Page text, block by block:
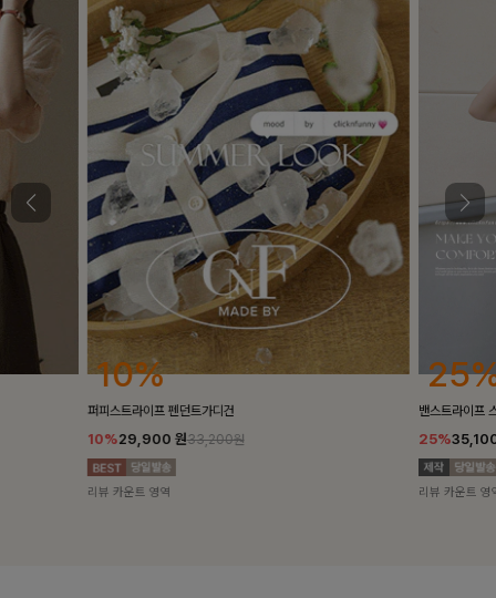
25%
밴스트라이프 스트링원피스
25%35,100 원46,800원
리뷰 카운트 영역
10%
[5천장돌파/
10%
리뷰 카운트 영